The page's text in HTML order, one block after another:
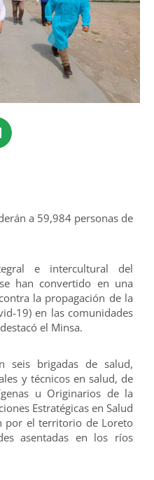
a 59,984 personas de
e intercultural del
han convertido en una
la propagación de la
19) en las comunidades
el Minsa.
seis brigadas de salud,
y técnicos en salud, de
u Originarios de la
Estratégicas en Salud
por el territorio de Loreto
asentadas en los ríos